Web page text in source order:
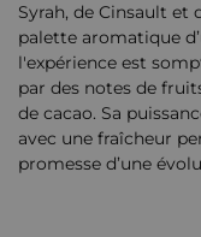
Syrah, de Cinsault et
palette aromatique
l'expérience est
par des notes de
de cacao. Sa
avec une fraîcheur
promesse d’une